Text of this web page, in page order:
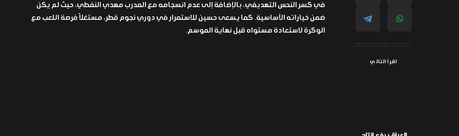
اقرأ التالي
في كسر النحس التهديفي، بالإضافة إلى عدم انسجامه مع المدرب مهدي النفطي، حيث لم يكن
ضمن خياراته الأساسية. كما يسعى حسين للاستمرار في دوري نجوم قطر، مستغلاً فرصة اللعب مع
الوكرة لاستعادة مستواه قبل نهاية الموسم.